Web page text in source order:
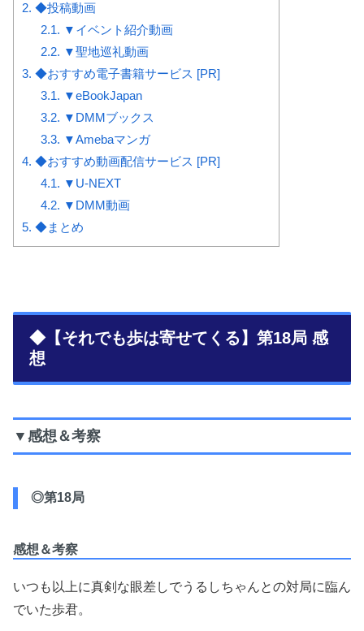
2. ◆投稿動画
2.1. ▼イベント紹介動画
2.2. ▼聖地巡礼動画
3. ◆おすすめ電子書籍サービス [PR]
3.1. ▼eBookJapan
3.2. ▼DMMブックス
3.3. ▼Amebaマンガ
4. ◆おすすめ動画配信サービス [PR]
4.1. ▼U-NEXT
4.2. ▼DMM動画
5. ◆まとめ
◆【それでも歩は寄せてくる】第18局 感
想
▼感想＆考察
◎第18局
感想＆考察
いつも以上に真剣な眼差しでうるしちゃんとの対局に臨ん
でいた歩君。